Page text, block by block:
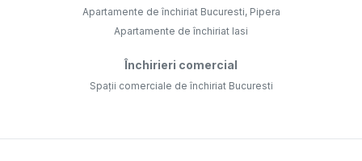
Apartamente de închiriat Bucuresti, Pipera
Apartamente de închiriat Iasi
Închirieri comercial
Spații comerciale de închiriat Bucuresti